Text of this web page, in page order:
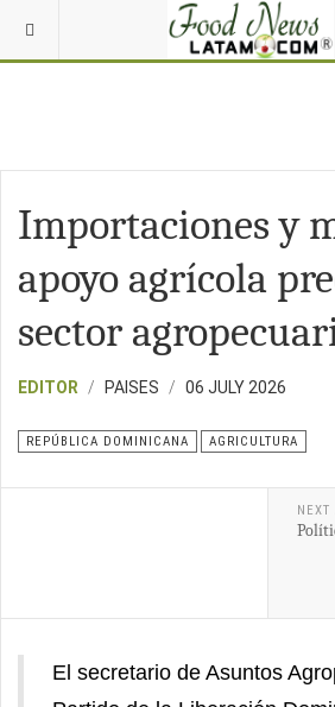
Importaciones y
apoyo agrícola
sector
EDITOR PAISES 06 JULY 2026
REPÚBLICA DOMINICANA AGRICULTURA
NEXT
El secretario de Asuntos